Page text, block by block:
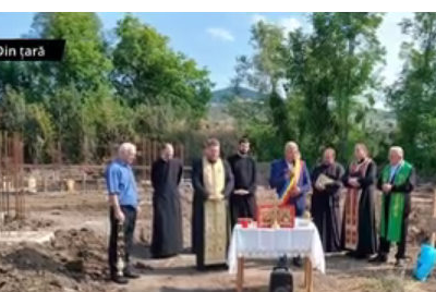
Un proiect
FREEDOM HOUSE
ROMÂNIA